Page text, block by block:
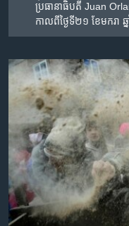
ប្រធានាធិបតី Juan
កាលពី​ថ្ងៃទី២១ ខែមករា